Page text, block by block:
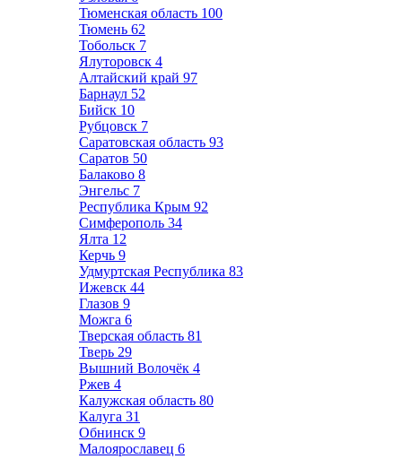
Тюменская область 100
Тюмень 62
Тобольск 7
Ялуторовск 4
Алтайский край 97
Барнаул 52
Бийск 10
Рубцовск 7
Саратовская область 93
Саратов 50
Балаково 8
Энгельс 7
Республика Крым 92
Симферополь 34
Ялта 12
Керчь 9
Удмуртская Республика 83
Ижевск 44
Глазов 9
Можга 6
Тверская область 81
Тверь 29
Вышний Волочёк 4
Ржев 4
Калужская область 80
Калуга 31
Обнинск 9
Малоярославец 6